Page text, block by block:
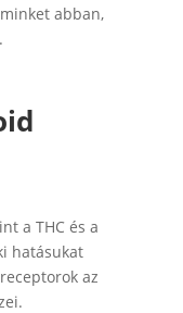
abban,
a THC és a
hatásukat
az